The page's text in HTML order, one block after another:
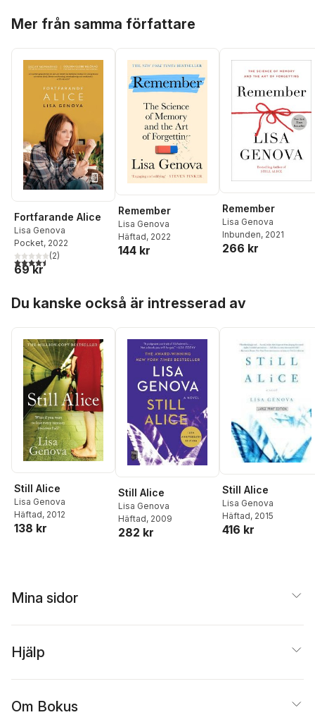
Mer från samma författare
Fortfarande Alice
Lisa Genova
Pocket, 2022
4,5utav 5 stjärnor. Totalt antal röster:
(2)
69 kr
Remember
Lisa Genova
Häftad, 2022
144 kr
Remember
Lisa Genova
Inbunden, 2021
266 kr
Du kanske också är intresserad av
Still Alice
Lisa Genova
Häftad, 2012
138 kr
Still Alice
Lisa Genova
Häftad, 2009
282 kr
Still Alice
Lisa Genova
Häftad, 2015
416 kr
Mina sidor
Hjälp
Om Bokus